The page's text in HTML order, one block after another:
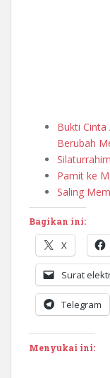
Bukti Cinta
Berubah
Pamit ke
Saling
Bagikan ini:
X
Surat
Telegram
Menyukai ini: